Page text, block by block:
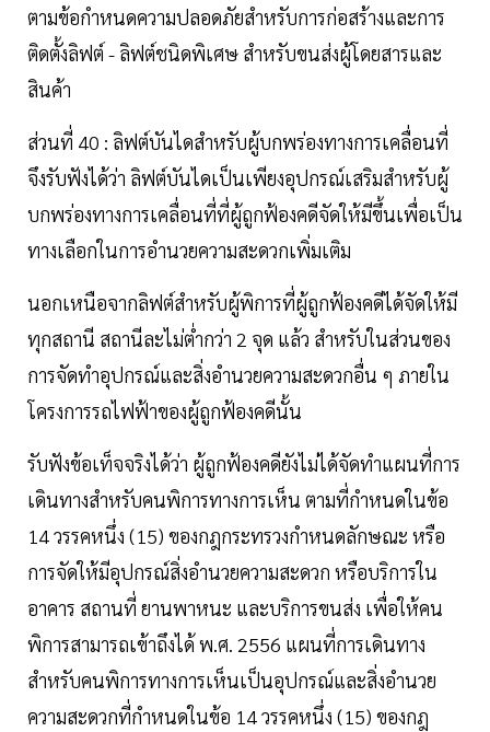
ตามข้อกำหนดความปลอดภัยสำหรับการก่อสร้างและการ
ติดตั้งลิฟต์ - ลิฟต์ชนิดพิเศษ สำหรับขนส่งผู้โดยสารและ
สินค้า
ส่วนที่ 40 : ลิฟต์บันไดสำหรับผู้บกพร่องทางการเคลื่อนที่
จึงรับฟังได้ว่า ลิฟต์บันไดเป็นเพียงอุปกรณ์เสริมสำหรับผู้
บกพร่องทางการเคลื่อนที่ที่ผู้ถูกฟ้องคดีจัดให้มีขึ้นเพื่อเป็น
ทางเลือกในการอำนวยความสะดวกเพิ่มเติม
นอกเหนือจากลิฟต์สำหรับผู้พิการที่ผู้ถูกฟ้องคดีได้จัดให้มี
ทุกสถานี สถานีละไม่ต่ำกว่า 2 จุด แล้ว สำหรับในส่วนของ
การจัดทำอุปกรณ์และสิ่งอำนวยความสะดวกอื่น ๆ ภายใน
โครงการรถไฟฟ้าของผู้ถูกฟ้องคดีนั้น
รับฟังข้อเท็จจริงได้ว่า ผู้ถูกฟ้องคดียังไม่ได้จัดทำแผนที่การ
เดินทางสำหรับคนพิการทางการเห็น ตามที่กำหนดในข้อ
14 วรรคหนึ่ง (15) ของกฎกระทรวงกำหนดลักษณะ หรือ
การจัดให้มีอุปกรณ์สิ่งอำนวยความสะดวก หรือบริการใน
อาคาร สถานที่ ยานพาหนะ และบริการขนส่ง เพื่อให้คน
พิการสามารถเข้าถึงได้ พ.ศ. 2556 แผนที่การเดินทาง
สำหรับคนพิการทางการเห็นเป็นอุปกรณ์และสิ่งอำนวย
ความสะดวกที่กำหนดในข้อ 14 วรรคหนึ่ง (15) ของกฎ